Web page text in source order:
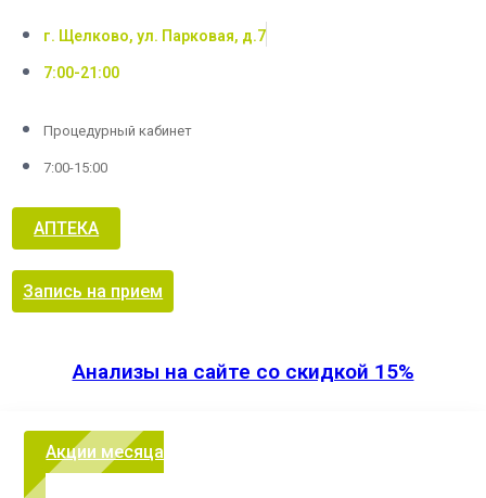
г. Щелково, ул. Парковая, д.7
7:00-21:00
Процедурный кабинет
7:00-15:00
АПТЕКА
Запись на прием
Анализы на сайте со скидкой 15%
Акции месяца